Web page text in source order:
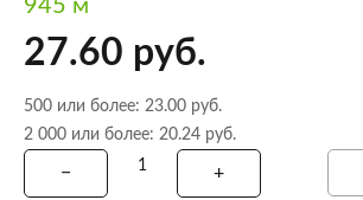
945 м
27.60 руб.
500 или более: 23.00 руб.
2 000 или более: 20.24 руб.